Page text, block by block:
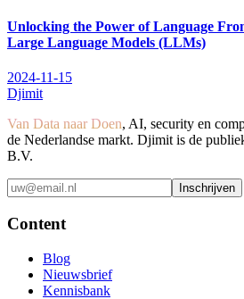
Unlocking the Power of Language
Large Language Models (LLMs)
2024-11-15
Djimit
Van Data naar Doen, AI, security en
de Nederlandse markt. Djimit is de
B.V.
Inschrijven
Content
Blog
Nieuwsbrief
Kennisbank